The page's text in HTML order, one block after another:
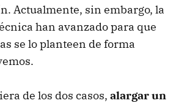
Actualmente, sin embargo, la
han avanzado para que
se lo planteen de forma
de los dos casos, alargar un